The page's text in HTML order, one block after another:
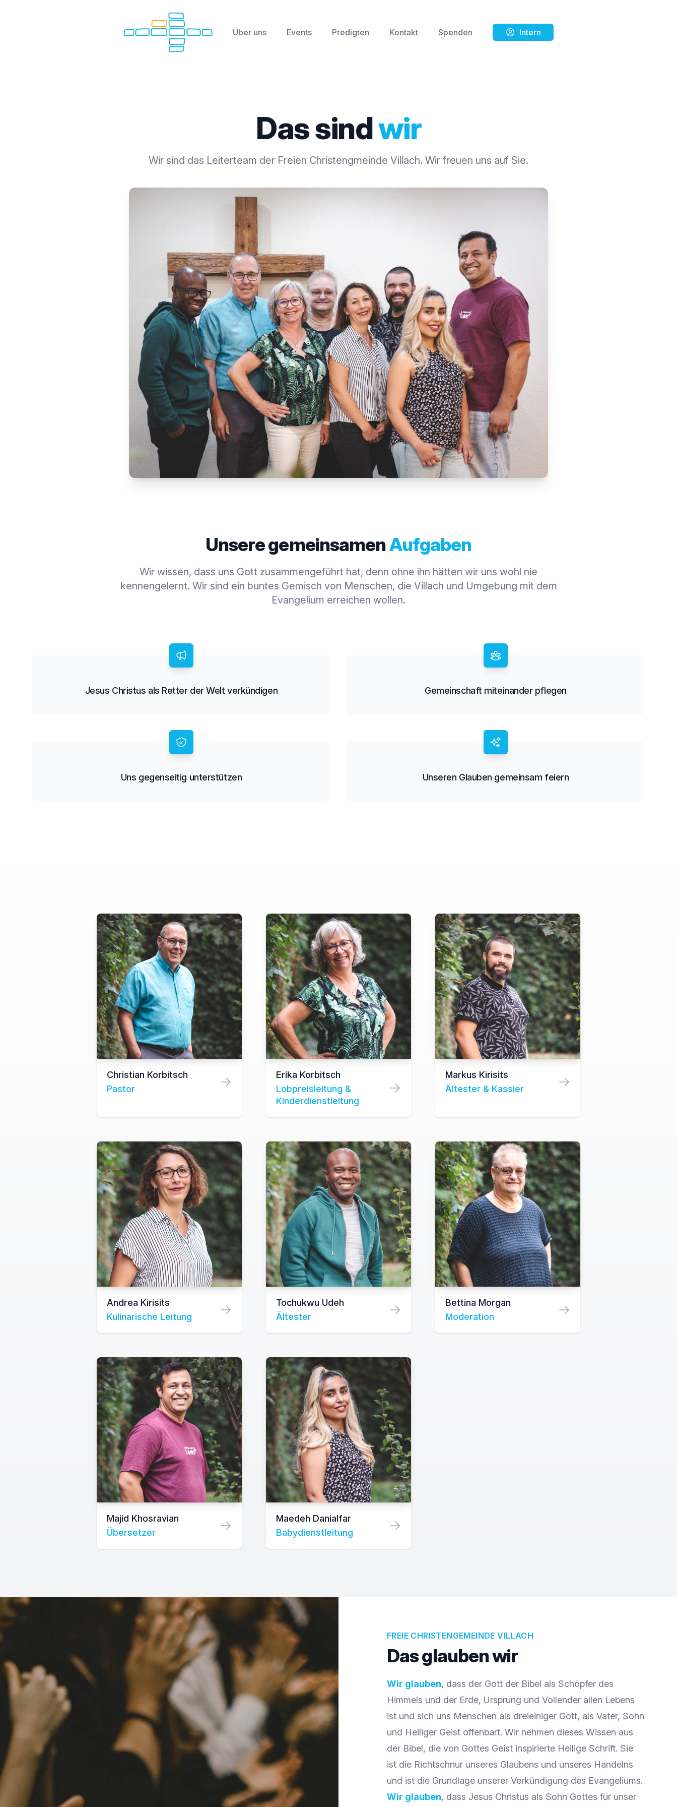
FCG Villach
Über uns
Events Predigten Kontakt Spenden Intern
Das sindwir
Wir sind das Leiterteam der Freien Christengmeinde Villach. Wir freuen uns auf Sie.
Unsere gemeinsamenAufgaben
Wir wissen, dass uns Gott zusammengeführt hat, denn ohne ihn hätten wir uns wohl nie
kennengelernt. Wir sind ein buntes Gemisch von Menschen, die Villach und Umgebung mit dem
Evangelium erreichen wollen.
Jesus Christus als Retter der Welt verkündigen Gemeinschaft miteinander pflegen
Uns gegenseitig unterstützen Unseren Glauben gemeinsam feiern
Christian Korbitsch
Pastor
Erika Korbitsch
Lobpreisleitung &
Kinderdienstleitung
Markus Kirisits
Ältester & Kassier
Andrea Kirisits
Kulinarische Leitung
Tochukwu Udeh
Ältester
Bettina Morgan
Moderation
Majid Khosravian
Übersetzer
Maedeh Danialfar
Babydienstleitung
FREIE CHRISTENGEMEINDE VILLACH
Das glauben wir
Wir glauben, dass der Gott der Bibel als Schöpfer des
Himmels und der Erde, Ursprung und Vollender allen Lebens
ist und sich uns Menschen als dreieiniger Gott, als Vater, Sohn
und Heiliger Geist offenbart. Wir nehmen dieses Wissen aus
der Bibel, die von Gottes Geist inspirierte Heilige Schrift. Sie
ist die Richtschnur unseres Glaubens und unseres Handelns
und ist die Grundlage unserer Verkündigung des Evangeliums.
Wir glauben, dass Jesus Christus als Sohn Gottes für unser